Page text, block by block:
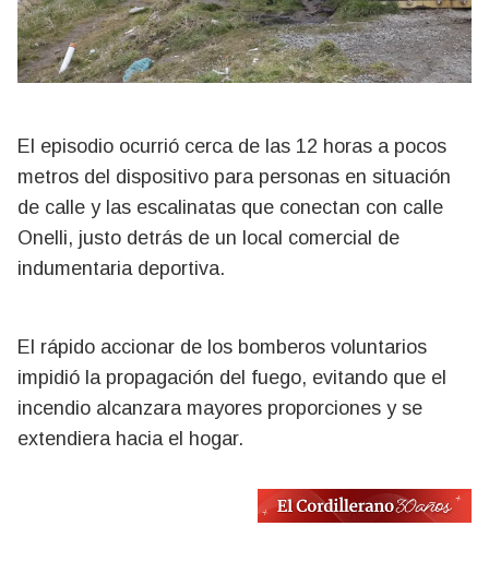
El episodio ocurrió cerca de las 12 horas a pocos
metros del dispositivo para personas en situación
de calle y las escalinatas que conectan con calle
Onelli, justo detrás de un local comercial de
indumentaria deportiva.
El rápido accionar de los bomberos voluntarios
impidió la propagación del fuego, evitando que el
incendio alcanzara mayores proporciones y se
extendiera hacia el hogar.